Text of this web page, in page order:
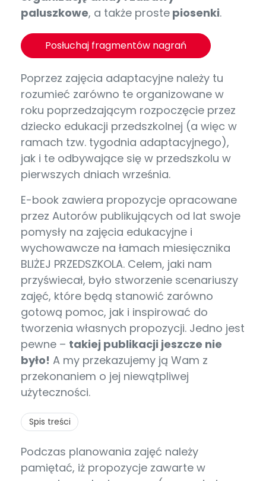
paluszkowe, a także proste piosenki.
Posłuchaj fragmentów nagrań
Poprzez zajęcia adaptacyjne należy tu
rozumieć zarówno te organizowane w
roku poprzedzającym rozpoczęcie przez
dziecko edukacji przedszkolnej (a więc w
ramach tzw. tygodnia adaptacyjnego),
jak i te odbywające się w przedszkolu w
pierwszych dniach września.
E-book zawiera propozycje opracowane
przez Autorów publikujących od lat swoje
pomysły na zajęcia edukacyjne i
wychowawcze na łamach miesięcznika
BLIŻEJ PRZEDSZKOLA. Celem, jaki nam
przyświecał, było stworzenie scenariuszy
zajęć, które będą stanowić zarówno
gotową pomoc, jak i inspirować do
tworzenia własnych propozycji. Jedno jest
pewne – takiej publikacji jeszcze nie
było! A my przekazujemy ją Wam z
przekonaniem o jej niewątpliwej
użyteczności.
Spis treści
Podczas planowania zajęć należy
pamiętać, iż propozycje zawarte w